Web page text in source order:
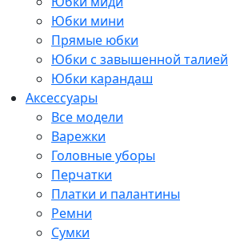
Юбки мини
Прямые юбки
Юбки с завышенной талией
Юбки карандаш
Аксессуары
Все модели
Варежки
Головные уборы
Перчатки
Платки и палантины
Ремни
Сумки